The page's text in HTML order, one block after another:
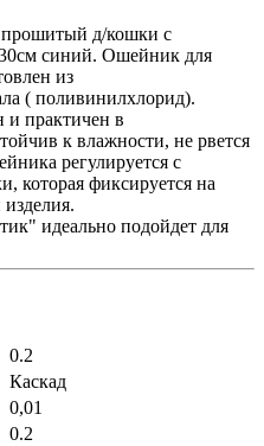
д/кошки с
синий. Ошейник для
из
( поливинилхлорид).
практичен в
к влажности, не рвется
регулируется с
которая фиксируется на
идеально подойдет для
0.2
Каскад
0,01
0.2